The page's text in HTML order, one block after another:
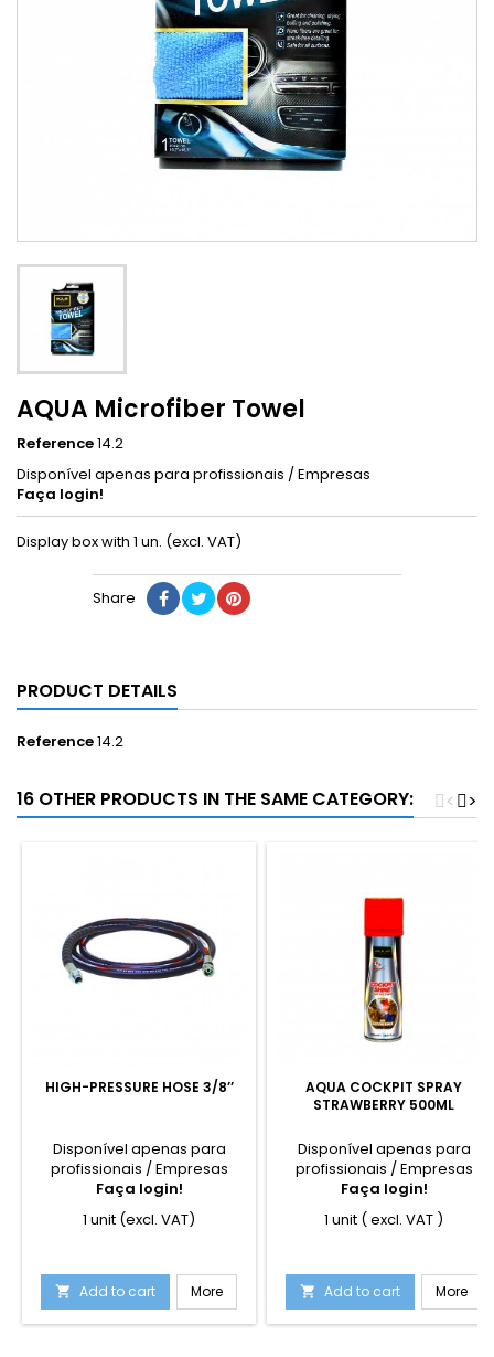
AQUA Microfiber Towel
Reference14.2
Disponível apenas para profissionais / Empresas
Faça login!
Display box with 1 un. (excl. VAT)
Share
PRODUCT DETAILS
Reference14.2
16 OTHER PRODUCTS IN THE SAME CATEGORY: >
<
HIGH-PRESSURE HOSE 3/8’’
Disponível apenas para
profissionais / Empresas
Faça login!
1 unit (excl. VAT)
 Add to cart More
AQUA COCKPIT SPRAY
STRAWBERRY 500ML
Disponível apenas para
profissionais / Empresas
Faça login!
1 unit ( excl. VAT )
 Add to cart More